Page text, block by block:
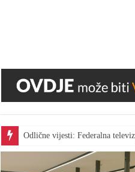
Odlične vijesti: Federalna